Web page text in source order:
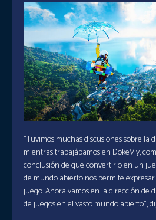
“Tuvimos muchas discusiones sobre la
mientras trabajábamos en DokeV y,
conclusión de que convertirlo en un
de mundo abierto nos permite
juego. Ahora vamos en la dirección de
de juegos en el vasto mundo abierto”,